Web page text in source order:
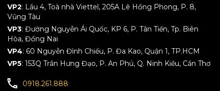
VP2: Lầu 4, Toà nhà Viettel, 205A Lê Hồng Phong, P. 8,
Vũng Tàu
VP3: Đường Nguyễn Ái Quốc, KP 6, P. Tân Tiến, Tp. Biên
Hòa, Đồng Nai
VP4: 60 Nguyễn Đình Chiểu, P. Đa Kao, Quận 1, TP.HCM
VP5: 153Q Trần Hưng Đạo, P. An Phú, Q. Ninh Kiều, Cần Thơ
0918.261.888